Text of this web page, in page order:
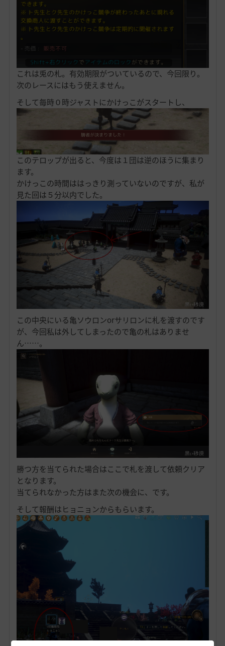
これは兎の札。有効期限がついているので、今回限り。
次のレースにはもう使えません。
そして毎時０時ジャストにかけっこがスタートし、
このテロップが出ると、今度は１団は逆のほうに集まり
ます。
かけっこの時間ははっきり測っていないのですが、私が
見た回は５分以内でした。
この中央にいる亀ソウロンorサリロンに札を渡すのです
が、今回私は外してしまったので亀の札はありませ
ん……。
勝つ方を当てられた場合はここで札を渡して依頼クリア
となります。
当てられなかった方はまた次の機会に、です。
そして報酬はヒョニョンからもらいます。